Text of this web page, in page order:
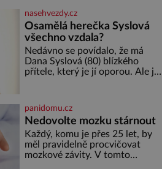
soustředění i odpočinek a
reaguje na každou etapu života
a specifické potřeby dítěte. Pro
nejmenší je klíčová
jednoduchost, měkkost a
bezpečí, proto by pokoj
miminka měl působit především
nasehvezdy.cz
Osamělá herečka Syslová
všechno vzdala?
Nedávno se povídalo, že má
Dana Syslová (80) blízkého
přítele, který je jí oporou. Ale je
častěji mluví o svém odchodu.
Dohnala ji snad samota? Půs
panidomu.cz
Nedovolte mozku stárnout
Každý, komu je přes 25 let, by
měl pravidelně procvičovat
mozkové závity. V tomto